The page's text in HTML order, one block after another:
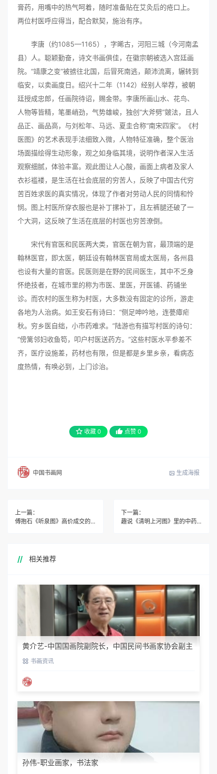
膏药，用嘴中的热气呵着，随时准备贴在艾灸后的疮口上。
两位村医呼应得当，配合默契，施治有序。
李唐（约1085—1165），字晞古，河阳三城（今河南孟
县）人。聪颖勤奋，诗文书画俱佳，在徽宗朝被选入宫廷画
院。“靖康之变”被掳往北国，后冒死南逃，颠沛流离，辗转到
临安，以卖画度日。绍兴十二年（1142）经别人举荐，被朝
廷授成忠郎，任画院待诏，赐金带。李唐所画山水、花鸟、
人物等皆精，笔墨峭劲，气势雄峻，独创“大斧劈”皴法，且人
品正、画品高，与刘松年、马远、夏圭合称“南宋四家”。《村
医图》的艺术表现手法细致入微，人物特征准确，整个医治
场面描绘得生动形象，观之如身临其境，说明作者深入生活
观察细腻，体验丰富。观此图让人心酸，画面上病者及家人
衣衫褴褛，是生活在社会底层的穷苦人，反映了中国古代穷
苦百姓求医的真实情况，体现了作者对劳动人民的同情和怜
悯。图上村医所穿衣服也是补丁摞补丁，且左裤腿还破了一
个大洞，这反映了生活在底层的村医也穷苦潦倒。
宋代有官医和民医两大类，官医在朝为官，最顶端的是
翰林医官，即太医，朝廷设有翰林医官局或太医局，各州县
也设有大量的官医。民医则是在野的民间医生，其中不乏身
怀绝技者，在城市里的称为市医、里医，开医铺、药铺坐
诊。而农村的医生称为村医，大多数没有固定的诊所，游走
各地为人治病。如王安石有诗曰：“侧足呻吟地，连甍瘴疟
秋。穷乡医自绌，小市药难求。”陆游也有描写村医的诗句：
“傍篱邻妇收鱼笱，叩户村医送药方。”这些村医水平参差不
齐，医疗设施差，药材也有限，但是都是乡里乡亲，看病态
度热情，有唤必到，上门诊治。
收藏 0 点赞 0
中国书画网 生成海报
上一篇：
傅抱石《听泉图》高价成交的理由
下一篇：
趣说《清明上河图》里的中药铺
相关推荐
黄介艺-中国国画院副院长，中国民间书画家协会副主
席 书画资讯
孙伟-职业画家，书法家